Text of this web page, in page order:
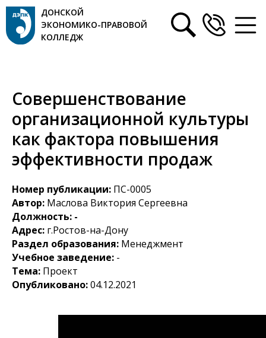
ДОНСКОЙ
ЭКОНОМИКО-ПРАВОВОЙ
КОЛЛЕДЖ
Совершенствование
организационной культуры
как фактора повышения
эффективности продаж
Номер публикации: ПС-0005
Автор: Маслова Виктория Сергеевна
Должность: -
Адрес: г.Ростов-на-Дону
Раздел образования: Менеджмент
Учебное заведение: -
Тема: Проект
Опубликовано:04.12.2021